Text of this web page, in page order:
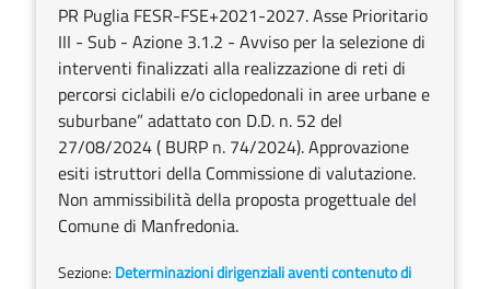
PR Puglia FESR-FSE+2021-2027. Asse Prioritario
III - Sub - Azione 3.1.2 - Avviso per la selezione di
interventi finalizzati alla realizzazione di reti di
percorsi ciclabili e/o ciclopedonali in aree urbane e
suburbane” adattato con D.D. n. 52 del
27/08/2024 ( BURP n. 74/2024). Approvazione
esiti istruttori della Commissione di valutazione.
Non ammissibilità della proposta progettuale del
Comune di Manfredonia.
Sezione: Determinazioni dirigenziali aventi contenuto di